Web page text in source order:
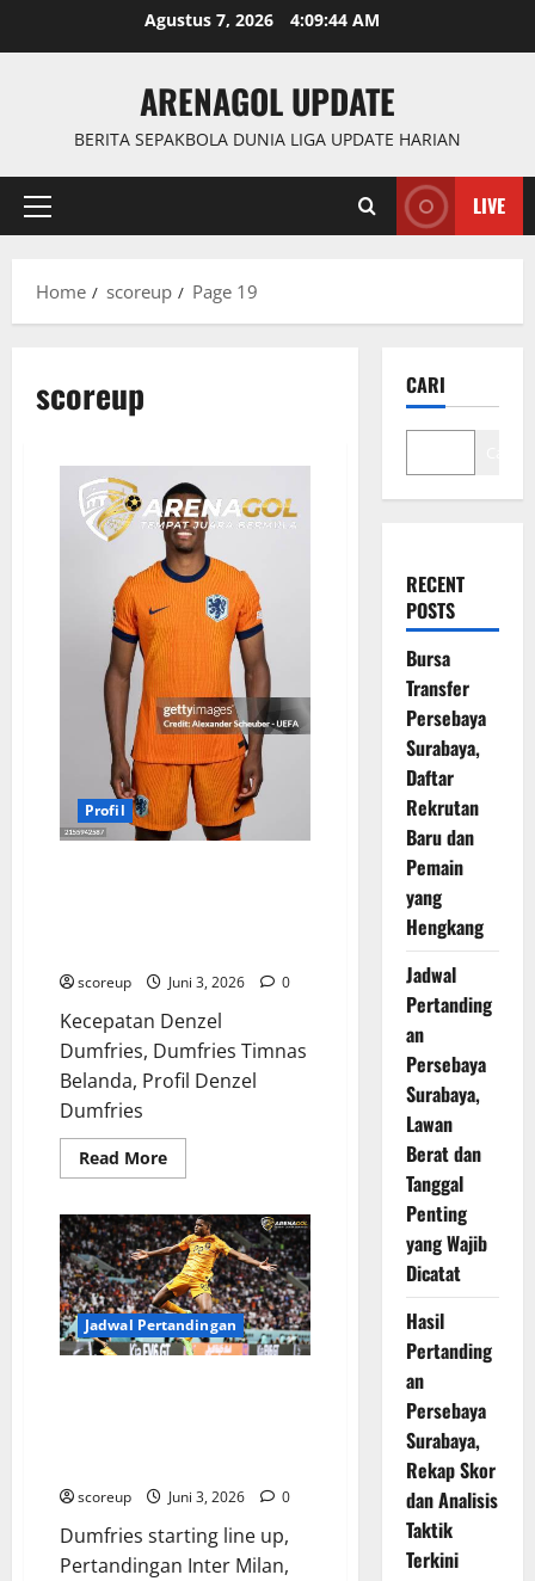
Agustus 7, 2026 4:09:45 AM
ARENAGOL UPDATE
BERITA SEPAKBOLA DUNIA LIGA UPDATE HARIAN
Primary
LIVE
Home scoreup Page 19
scoreup
Profil
scoreup Juni 3, 2026 0
Kecepatan Denzel
Dumfries, Dumfries Timnas
Belanda, Profil Denzel
Dumfries
Read MoreRead
more
Denzel
Dumfries
sang
gladiator
sayap
kanan
yang
transformasinya
bikin
Jadwal Pertandingan
scoreup Juni 3, 2026 0
Dumfries starting line up,
Pertandingan Inter Milan,
CARI
RECENT
POSTS
Bursa
Transfer
Persebaya
Surabaya,
Daftar
Rekrutan
Baru dan
Pemain
yang
Hengkang
Jadwal
Pertanding
an
Persebaya
Surabaya,
Lawan
Berat dan
Tanggal
Penting
yang Wajib
Dicatat
Hasil
Pertanding
an
Persebaya
Surabaya,
Rekap Skor
dan Analisis
Taktik
Terkini